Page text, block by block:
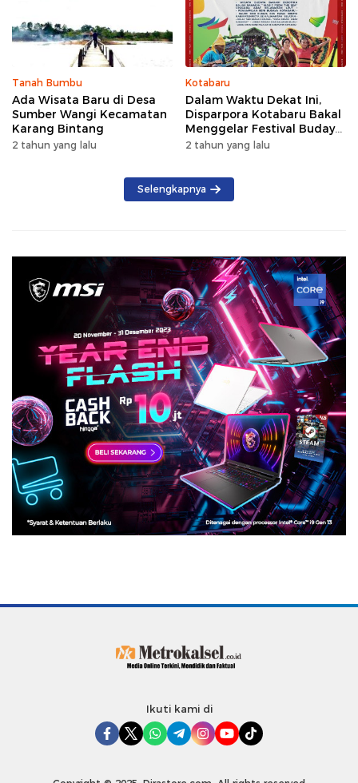
Tanah Bumbu
Ada Wisata Baru di Desa
Sumber Wangi Kecamatan
Karang Bintang
2 tahun yang lalu
Kotabaru
Dalam Waktu Dekat Ini,
Disparpora Kotabaru Bakal
Menggelar Festival Budaya
Saijaan 2024
2 tahun yang lalu
Selengkapnya
Ikuti kami di